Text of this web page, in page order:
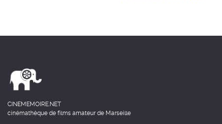
CINEMEMOIRE.NET
cinémathèque de films amateur de Marseille